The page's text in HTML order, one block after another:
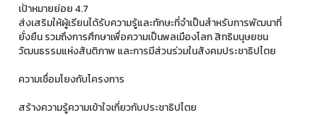
เป้าหมายย่อย 4.7
ส่งเสริมให้ผู้เรียนได้รับความรู้และทักษะที่จำเป็นสำหรับการพัฒนาที่
ยั่งยืน รวมถึงการศึกษาเพื่อความเป็นพลเมืองโลก สิทธิมนุษยชน
วัฒนธรรมแห่งสันติภาพ และการมีส่วนร่วมในสังคมประชาธิปไตย
ความเชื่อมโยงกับโครงการ
สร้างความรู้ความเข้าใจเกี่ยวกับประชาธิปไตย